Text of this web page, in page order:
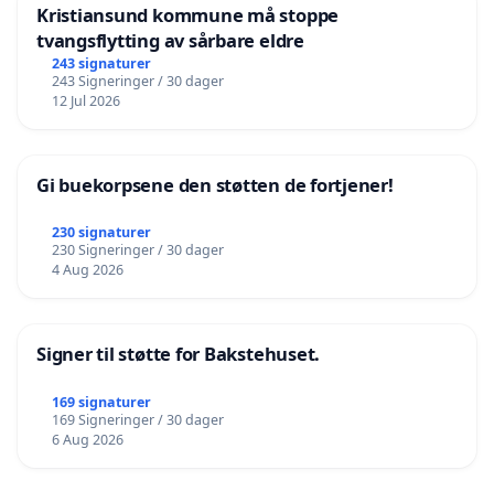
Kristiansund kommune må stoppe
tvangsflytting av sårbare eldre
243 signaturer
243 Signeringer / 30 dager
12 Jul 2026
Gi buekorpsene den støtten de fortjener!
230 signaturer
230 Signeringer / 30 dager
4 Aug 2026
Signer til støtte for Bakstehuset.
169 signaturer
169 Signeringer / 30 dager
6 Aug 2026